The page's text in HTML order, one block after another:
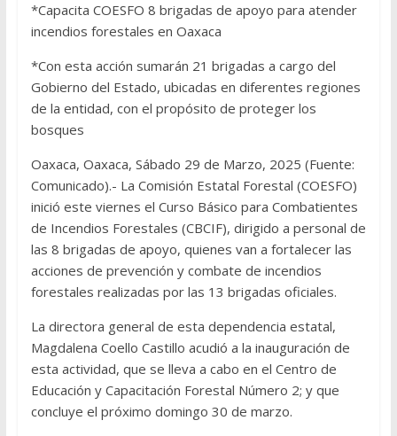
*Capacita COESFO 8 brigadas de apoyo para atender
incendios forestales en Oaxaca
*Con esta acción sumarán 21 brigadas a cargo del
Gobierno del Estado, ubicadas en diferentes regiones
de la entidad, con el propósito de proteger los
bosques
Oaxaca, Oaxaca, Sábado 29 de Marzo, 2025 (Fuente:
Comunicado).- La Comisión Estatal Forestal (COESFO)
inició este viernes el Curso Básico para Combatientes
de Incendios Forestales (CBCIF), dirigido a personal de
las 8 brigadas de apoyo, quienes van a fortalecer las
acciones de prevención y combate de incendios
forestales realizadas por las 13 brigadas oficiales.
La directora general de esta dependencia estatal,
Magdalena Coello Castillo acudió a la inauguración de
esta actividad, que se lleva a cabo en el Centro de
Educación y Capacitación Forestal Número 2; y que
concluye el próximo domingo 30 de marzo.